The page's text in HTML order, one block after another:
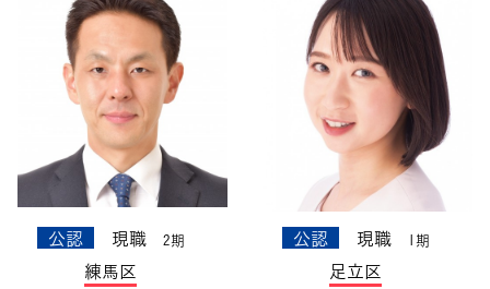
公認 現職 2期
練馬区
公認 現職 1期
足立区